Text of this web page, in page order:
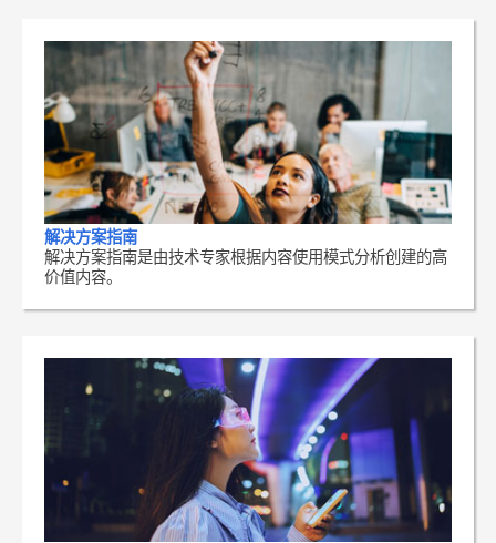
解决方案指南
解决方案指南是由技术专家根据内容使用模式分析创建的高
价值内容。